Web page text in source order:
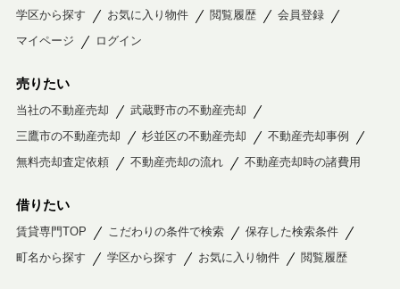
学区から探す
お気に入り物件 閲覧履歴
会員登録
マイページ
ログイン
売りたい
当社の不動産売却
武蔵野市の不動産売却
三鷹市の不動産売却
杉並区の不動産売却
不動産売却事例
無料売却査定依頼
不動産売却の流れ 不動産売却時の諸費用
借りたい
賃貸専門TOP こだわりの条件で検索
保存した検索条件
町名から探す
学区から探す お気に入り物件 閲覧履歴